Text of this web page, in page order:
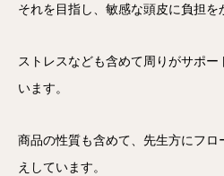
それを目指し、敏感な頭皮に負担を
ストレスなども含めて周りがサポ
います。
商品の性質も含めて、先生方にフ
えしています。